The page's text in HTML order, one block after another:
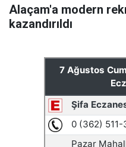
Alaçam'a modern
kazandırıldı